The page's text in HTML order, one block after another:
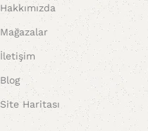
Hakkımızda
Mağazalar
İletişim
Blog
Site Haritası